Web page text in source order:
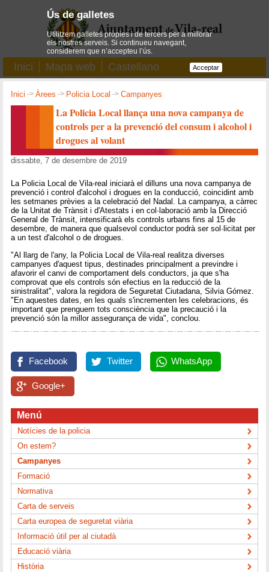
Inici Mapa web Castellano
Inici ->Àrees -> Policia Local ->Campanyes
La Policia Local llança una nova campanya de
controls per a la prevenció del consum i alcohol i
drogues al volant
dissabte, 7 de desembre de 2019
La Policia Local de Vila-real iniciarà el dilluns una nova campanya de
prevenció i control d'alcohol i drogues en la conducció, coincidint amb
les setmanes prèvies a la celebració del Nadal. La campanya, a càrrec
de la Unitat de Trànsit i d'Atestats i en col·laboració amb la Direcció
General de Trànsit, intensificarà els controls urbans fins al 15 de
desembre, de manera que qualsevol conductor podrà ser sol·licitat per
a un test d'alcohol o de drogues.
"Al llarg de l'any, la Policia Local de Vila-real realitza diverses
campanyes d'aquest tipus, destinades principalment a previndre i
afavorir el canvi de comportament dels conductors, ja que s'ha
comprovat que els controls són efectius en la reducció de la
sinistralitat", valora la regidora de Seguretat Ciutadana, Silvia Gómez.
"En aquestes dates, en les quals s'incrementen les celebracions, és
important que prenguem tots consciència que la precaució i la
prevenció són la millor assegurança de vida", conclou.
Facebook Twitter WhatsApp
Google+
Menú
Notícies de la policia
On estem?
Campanyes
Formació
Normativa
Carta de serveis
Carta europea de seguretat viària
Informació útil per al ciutadà
Educació viària
Història
Ús de galletes
Utilitzem galletes pròpies i de tercers per a millorar
els nostres serveis. Si continueu navegant,
considerem que n’accepteu l’ús.
Acceptar